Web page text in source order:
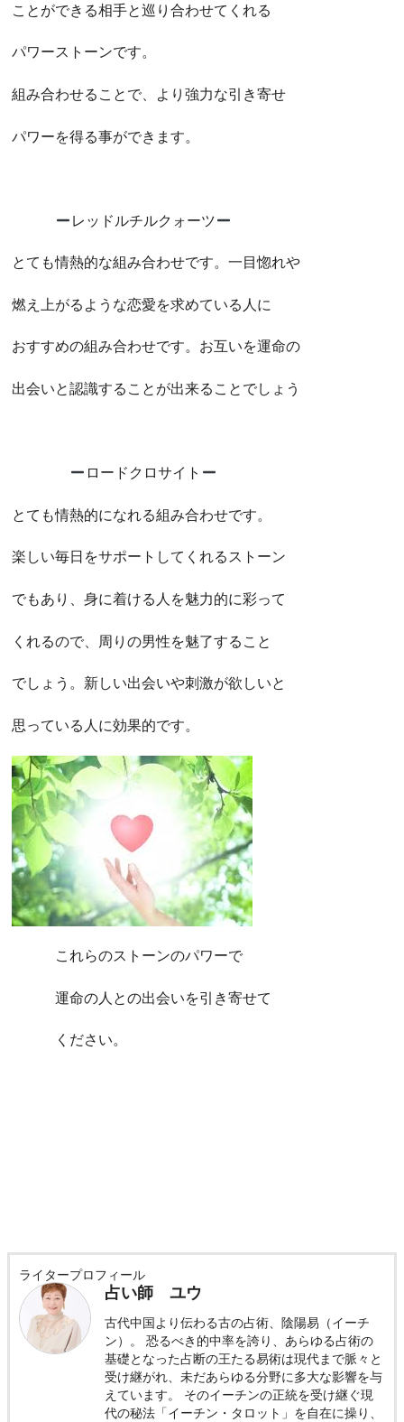
ことができる相手と巡り合わせてくれる
パワーストーンです。
組み合わせることで、より強力な引き寄せ
パワーを得る事ができます。
レッドルチルクォーツ
とても情熱的な組み合わせです。一目惚れや
燃え上がるような恋愛を求めている人に
おすすめの組み合わせです。お互いを運命の
出会いと認識することが出来ることでしょう
ロードクロサイト
とても情熱的になれる組み合わせです。
楽しい毎日をサポートしてくれるストーン
でもあり、身に着ける人を魅力的に彩って
くれるので、周りの男性を魅了すること
でしょう。新しい出会いや刺激が欲しいと
思っている人に効果的です。
これらのストーンのパワーで
運命の人との出会いを引き寄せて
ください。
ライタープロフィール
占い師 ユウ
古代中国より伝わる古の占術、陰陽易（イーチ
ン）。 恐るべき的中率を誇り、あらゆる占術の
基礎となった占断の王たる易術は現代まで脈々と
受け継がれ、未だあらゆる分野に多大な影響を与
えています。 そのイーチンの正統を受け継ぐ現
代の秘法「イーチン・タロット」を自在に操り、